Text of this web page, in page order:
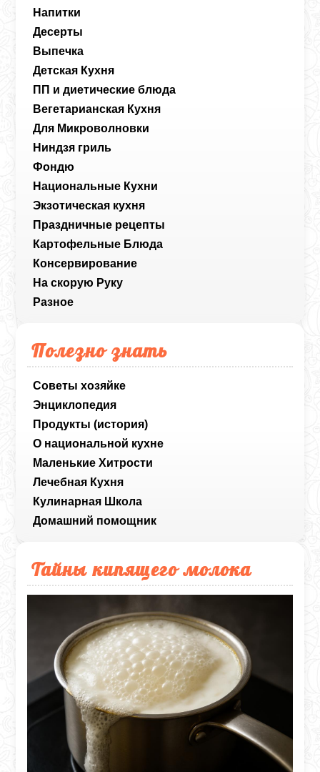
Напитки
Десерты
Выпечка
Детская Кухня
ПП и диетические блюда
Вегетарианская Кухня
Для Микроволновки
Ниндзя гриль
Фондю
Национальные Кухни
Экзотическая кухня
Праздничные рецепты
Картофельные Блюда
Консервирование
На скорую Руку
Разное
Полезно знать
Советы хозяйке
Энциклопедия
Продукты (история)
О национальной кухне
Маленькие Хитрости
Лечебная Кухня
Кулинарная Школа
Домашний помощник
Тайны кипящего молока